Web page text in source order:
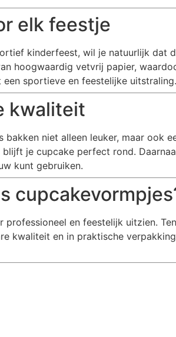
elk feestje
kinderfeest, wil je natuurlijk dat
hoogwaardig vetvrij papier,
sportieve en feestelijke uitstraling.
kwaliteit
niet alleen leuker, maar ook
je cupcake perfect rond.
kunt gebruiken.
en feestelijk uitzien.
kwaliteit en in praktische